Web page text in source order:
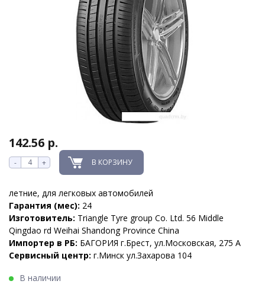
142.56 р.
- + В КОРЗИНУ
летние, для легковых автомобилей
Гарантия (мес): 24
Изготовитель: Triangle Tyre group Co. Ltd. 56 Middle
Qingdao rd Weihai Shandong Province China
Импортер в РБ: БАГОРИЯ г.Брест, ул.Московская, 275 А
Сервисный центр: г.Минск ул.Захарова 104
В наличии